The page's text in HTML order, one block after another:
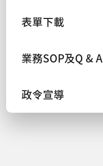
表單下載
業務SOP及Q & A
政令宣導